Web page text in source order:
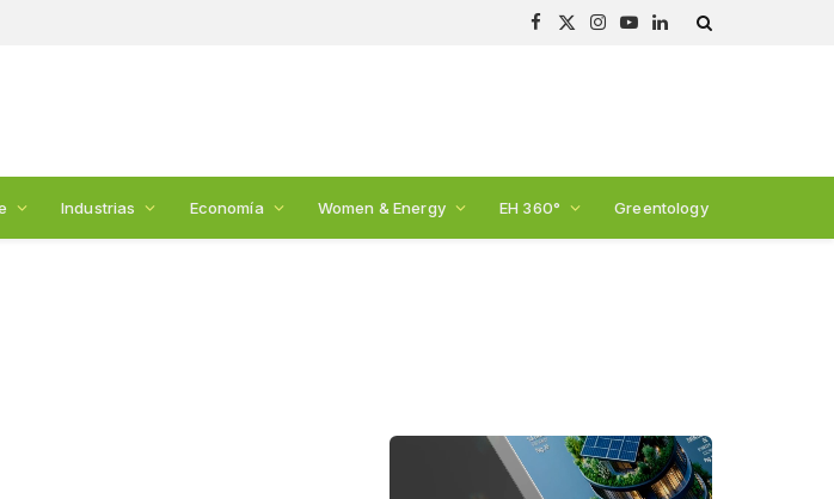
Facebook
X
Instagram
YouTubeLinkedIn
Industrias Economía Women & Energy EH 360° Greentology